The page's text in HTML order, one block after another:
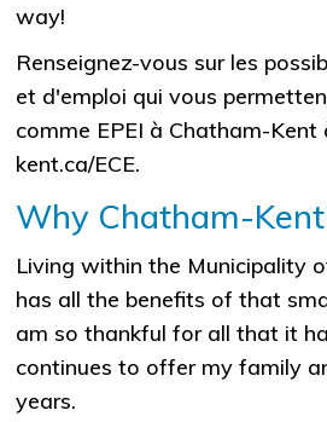
way!
Renseignez-vous sur les
et d'emploi qui vous
comme EPEI à Chatham-
kent.ca/ECE.
Why Chatham-
Living within the Municipality
has all the benefits of that
am so thankful for all that it
continues to offer my family
years.